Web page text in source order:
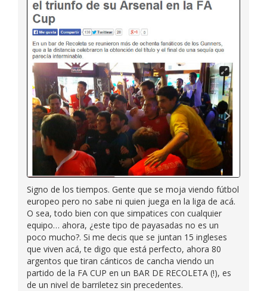
Signo de los tiempos. Gente que se moja viendo fútbol
europeo pero no sabe ni quien juega en la liga de acá.
O sea, todo bien con que simpatices con cualquier
equipo… ahora, ¿este tipo de payasadas no es un
poco mucho?. Si me decis que se juntan 15 ingleses
que viven acá, te digo que está perfecto, ahora 80
argentos que tiran cánticos de cancha viendo un
partido de la FA CUP en un BAR DE RECOLETA (!), es
de un nivel de barriletez sin precedentes.